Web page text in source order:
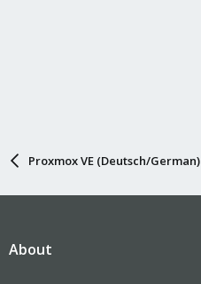
Proxmox VE (Deutsch/German)
About